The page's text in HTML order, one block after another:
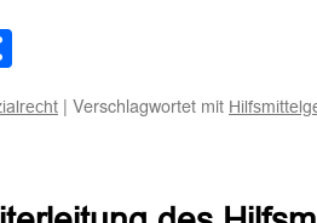
| Verschlagwortet mit